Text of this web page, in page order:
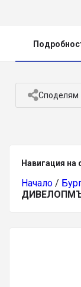
Споделям
Навигация на
Начало /